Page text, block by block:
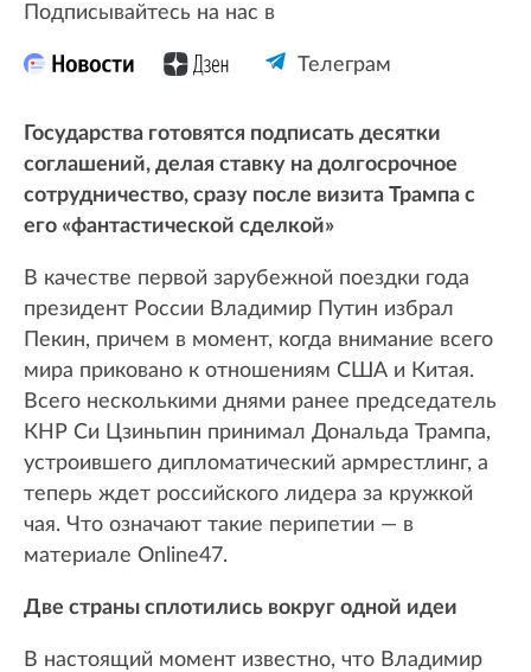
Подписывайтесь на нас в
Телеграм
Государства готовятся подписать десятки
соглашений, делая ставку на долгосрочное
сотрудничество, сразу после визита Трампа с
его «фантастической сделкой»
В качестве первой зарубежной поездки года
президент России Владимир Путин избрал
Пекин, причем в момент, когда внимание всего
мира приковано к отношениям США и Китая.
Всего несколькими днями ранее председатель
КНР Си Цзиньпин принимал Дональда Трампа,
устроившего дипломатический армрестлинг, а
теперь ждет российского лидера за кружкой
чая. Что означают такие перипетии — в
материале Online47.
Две страны сплотились вокруг одной идеи
В настоящий момент известно, что Владимир